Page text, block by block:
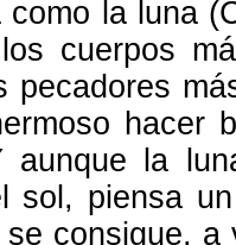
como la luna
cuerpos
pecadores
hacer
aunque la
sol, piensa
consigue,